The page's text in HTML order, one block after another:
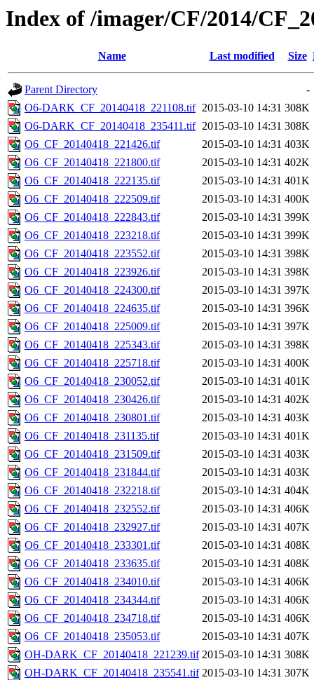
Index of /imager/CF/2014/
Name Last modified Size
Parent Directory
-
O6-DARK_CF_20140418_221108.tif 2015-03-10 14:31 308K
O6-DARK_CF_20140418_235411.tif 2015-03-10 14:31 308K
O6_CF_20140418_221426.tif
2015-03-10 14:31 403K
O6_CF_20140418_221800.tif
2015-03-10 14:31 402K
O6_CF_20140418_222135.tif
2015-03-10 14:31 401K
O6_CF_20140418_222509.tif
2015-03-10 14:31 400K
O6_CF_20140418_222843.tif
2015-03-10 14:31 399K
O6_CF_20140418_223218.tif
2015-03-10 14:31 399K
O6_CF_20140418_223552.tif
2015-03-10 14:31 398K
O6_CF_20140418_223926.tif
2015-03-10 14:31 398K
O6_CF_20140418_224300.tif
2015-03-10 14:31 397K
O6_CF_20140418_224635.tif
2015-03-10 14:31 396K
O6_CF_20140418_225009.tif
2015-03-10 14:31 397K
O6_CF_20140418_225343.tif
2015-03-10 14:31 398K
O6_CF_20140418_225718.tif
2015-03-10 14:31 400K
O6_CF_20140418_230052.tif
2015-03-10 14:31 401K
O6_CF_20140418_230426.tif
2015-03-10 14:31 402K
O6_CF_20140418_230801.tif
2015-03-10 14:31 403K
O6_CF_20140418_231135.tif
2015-03-10 14:31 401K
O6_CF_20140418_231509.tif
2015-03-10 14:31 403K
O6_CF_20140418_231844.tif
2015-03-10 14:31 403K
O6_CF_20140418_232218.tif
2015-03-10 14:31 404K
O6_CF_20140418_232552.tif
2015-03-10 14:31 406K
O6_CF_20140418_232927.tif
2015-03-10 14:31 407K
O6_CF_20140418_233301.tif
2015-03-10 14:31 408K
O6_CF_20140418_233635.tif
2015-03-10 14:31 408K
O6_CF_20140418_234010.tif
2015-03-10 14:31 406K
O6_CF_20140418_234344.tif
2015-03-10 14:31 406K
O6_CF_20140418_234718.tif
2015-03-10 14:31 406K
O6_CF_20140418_235053.tif
2015-03-10 14:31 407K
OH-DARK_CF_20140418_221239.tif 2015-03-10 14:31 308K
OH-DARK_CF_20140418_235541.tif 2015-03-10 14:31 307K